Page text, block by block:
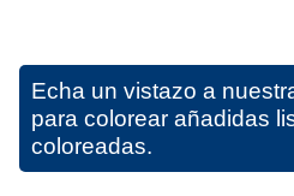
Echa un vistazo a
para colorear añadidas
coloreadas.